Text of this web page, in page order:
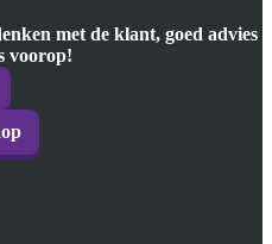
met de klant, goed advies
voorop!